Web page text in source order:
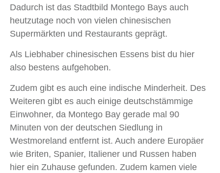
Dadurch ist das Stadtbild Montego Bays auch
heutzutage noch von vielen chinesischen
Supermärkten und Restaurants geprägt.
Als Liebhaber chinesischen Essens bist du hier
also bestens aufgehoben.
Zudem gibt es auch eine indische Minderheit. Des
Weiteren gibt es auch einige deutschstämmige
Einwohner, da Montego Bay gerade mal 90
Minuten von der deutschen Siedlung in
Westmoreland entfernt ist. Auch andere Europäer
wie Briten, Spanier, Italiener und Russen haben
hier ein Zuhause gefunden. Zudem kamen viele